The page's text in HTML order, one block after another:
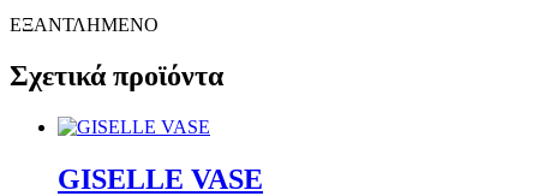
ΕΞΑΝΤΛΗΜΕΝΟ
Σχετικά προϊόντα
GISELLE VASE